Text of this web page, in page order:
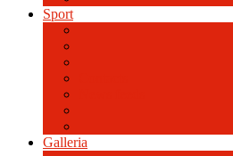
Sport
Galleria